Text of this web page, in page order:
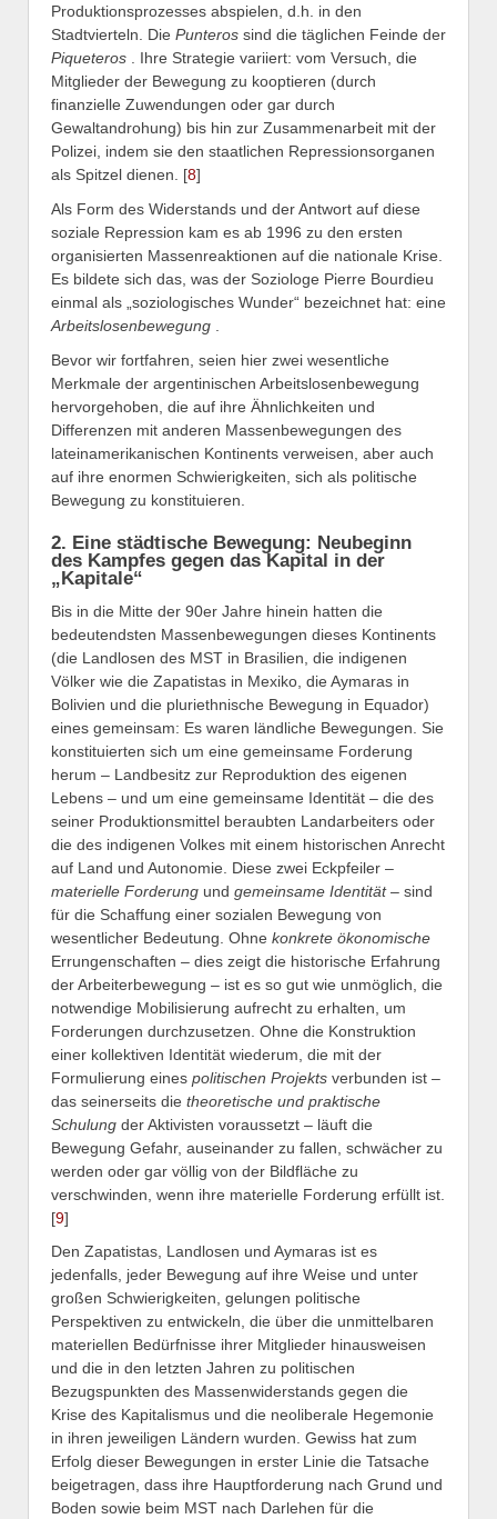
Produktionsprozesses abspielen, d.h. in den
Stadtvierteln. Die Punteros sind die täglichen Feinde der
Piqueteros
. Ihre Strategie variiert: vom Versuch, die
Mitglieder der Bewegung zu kooptieren (durch
finanzielle Zuwendungen oder gar durch
Gewaltandrohung) bis hin zur Zusammenarbeit mit der
Polizei, indem sie den staatlichen Repressionsorganen
als Spitzel dienen. [8]
Als Form des Widerstands und der Antwort auf diese
soziale Repression kam es ab 1996 zu den ersten
organisierten Massenreaktionen auf die nationale Krise.
Es bildete sich das, was der Soziologe Pierre Bourdieu
einmal als „soziologisches Wunder“ bezeichnet hat: eine
Arbeitslosenbewegung
Bevor wir fortfahren, seien hier zwei wesentliche
Merkmale der argentinischen Arbeitslosenbewegung
hervorgehoben, die auf ihre Ähnlichkeiten und
Differenzen mit anderen Massenbewegungen des
lateinamerikanischen Kontinents verweisen, aber auch
auf ihre enormen Schwierigkeiten, sich als politische
Bewegung zu konstituieren.
2. Eine städtische Bewegung: Neubeginn
des Kampfes gegen das Kapital in der
„Kapitale“
Bis in die Mitte der 90er Jahre hinein hatten die
bedeutendsten Massenbewegungen dieses Kontinents
(die Landlosen des MST in Brasilien, die indigenen
Völker wie die Zapatistas in Mexiko, die Aymaras in
Bolivien und die pluriethnische Bewegung in Equador)
eines gemeinsam: Es waren ländliche Bewegungen. Sie
konstituierten sich um eine gemeinsame Forderung
herum – Landbesitz zur Reproduktion des eigenen
Lebens – und um eine gemeinsame Identität – die des
seiner Produktionsmittel beraubten Landarbeiters oder
die des indigenen Volkes mit einem historischen Anrecht
auf Land und Autonomie. Diese zwei Eckpfeiler –
materielle Forderung und gemeinsame Identität– sind
für die Schaffung einer sozialen Bewegung von
wesentlicher Bedeutung. Ohne konkrete ökonomische
Errungenschaften – dies zeigt die historische Erfahrung
der Arbeiterbewegung – ist es so gut wie unmöglich, die
notwendige Mobilisierung aufrecht zu erhalten, um
Forderungen durchzusetzen. Ohne die Konstruktion
einer kollektiven Identität wiederum, die mit der
Formulierung eines politischen Projekts verbunden ist –
das seinerseits die theoretische und praktische
Schulung der Aktivisten voraussetzt – läuft die
Bewegung Gefahr, auseinander zu fallen, schwächer zu
werden oder gar völlig von der Bildfläche zu
verschwinden, wenn ihre materielle Forderung erfüllt ist.
[9]
Den Zapatistas, Landlosen und Aymaras ist es
jedenfalls, jeder Bewegung auf ihre Weise und unter
großen Schwierigkeiten, gelungen politische
Perspektiven zu entwickeln, die über die unmittelbaren
materiellen Bedürfnisse ihrer Mitglieder hinausweisen
und die in den letzten Jahren zu politischen
Bezugspunkten des Massenwiderstands gegen die
Krise des Kapitalismus und die neoliberale Hegemonie
in ihren jeweiligen Ländern wurden. Gewiss hat zum
Erfolg dieser Bewegungen in erster Linie die Tatsache
beigetragen, dass ihre Hauptforderung nach Grund und
Boden sowie beim MST nach Darlehen für die